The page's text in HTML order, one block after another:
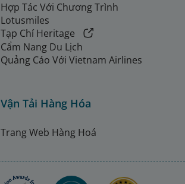
Hợp Tác Với Chương Trình
Lotusmiles
Tạp Chí Heritage
Cẩm Nang Du Lịch
Quảng Cáo Với Vietnam Airlines
Vận Tải Hàng Hóa
Trang Web Hàng Hoá